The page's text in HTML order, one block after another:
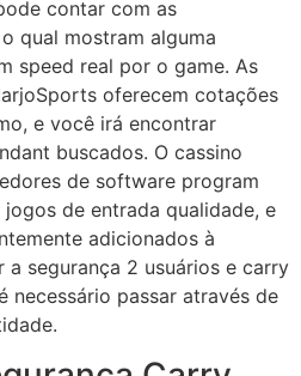
contar com as
qual mostram alguma
speed real por o game. As
oferecem cotações
e você irá encontrar
buscados. O cassino
de software program
de entrada qualidade, e
adicionados à
a segurança 2 usuários e carry
passar através de